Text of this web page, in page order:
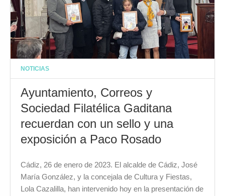
NOTICIAS
Ayuntamiento, Correos y
Sociedad Filatélica Gaditana
recuerdan con un sello y una
exposición a Paco Rosado
Cádiz, 26 de enero de 2023. El alcalde de Cádiz, José
María González, y la concejala de Cultura y Fiestas,
Lola Cazalilla, han intervenido hoy en la presentación de